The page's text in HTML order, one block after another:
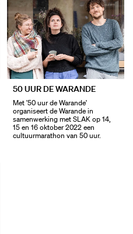
50 UUR DE WARANDE
Met '50 uur de Warande'
organiseert de Warande in
samenwerking met SLAK op 14,
15 en 16 oktober 2022 een
cultuurmarathon van 50 uur.